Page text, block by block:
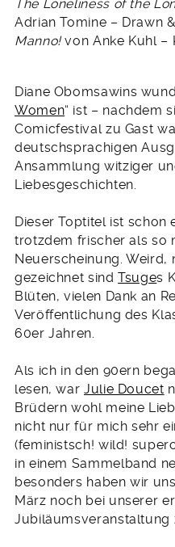
The Loneliness of the
Adrian Tomine – Drawn
Manno!von Anke Kuhl –
Diane Obomsawins
Women“ ist – nachdem
Comicfestival zu Gast
deutschsprachigen
Ansammlung witziger
Liebesgeschichten.
Dieser Toptitel ist schon
trotzdem frischer als so
Neuerscheinung.
gezeichnet sindTsuges
Blüten, vielen Dank an
Veröffentlichung des
60er Jahren.
Als ich in den 90ern
lesen, war Julie Doucet
Brüdern wohl meine
nicht nur für mich sehr
(feministsch! wild!
in einem Sammelband
besonders haben wir
März noch bei unserer
Jubiläumsveranstaltung